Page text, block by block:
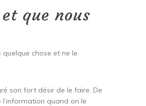
que nous
chose et ne le
son fort désir de le faire. De
quand on le